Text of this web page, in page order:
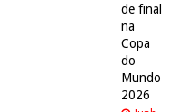
de final
na
Copa
do
Mundo
2026